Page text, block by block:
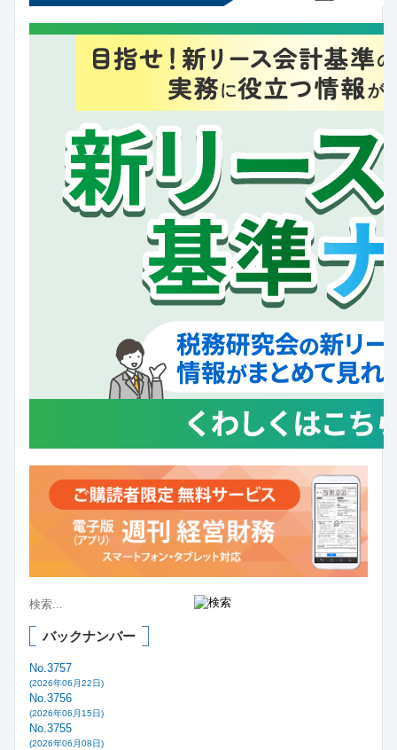
バックナンバー
No.3757
(2026年06月22日)
No.3756
(2026年06月15日)
No.3755
(2026年06月08日)